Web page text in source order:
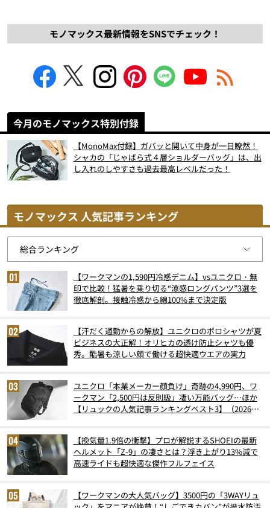
モノマックス最新情報をSNSでチェック！
今月のモノマックス特別付録
【MonoMax付録】ガバッと開いて中身が一目瞭然！
シャカの「じゃばら式４層ショルダーバッグ」は、出
し入れのしやすさも過去最高レベルだった！
モノマックス 人気記事ランキング
【ワークマンの1,590円冷感デニム】vsユニクロ・無
印で比較！猛暑を乗り切る“涼感ロングパンツ”3選を
徹底解剖。接触冷感から綿100%まで決定版
【汗だく通勤からの解放】ユニクロのポロシャツが夏
ビジネスの大正解！オリヒカの透け防止シャツも優
秀。酷暑も涼しい顔で働ける超快適ウエアの実力
ユニクロ「本業メーカー顔負け」奇跡の4,990円、ワ
ークマン「2,500円は反則級」凄い万能バッグ…ほか
【リュックの人気記事ランキングベスト3】（2026年
【換気量1.9倍の衝撃】プロが解説するSHOEIの最新
ヘルメット「Z-9」の凄さとは？浮き上がり13%減で
高速ライドも超快適な傑作フルフェイス
【ワークマンの大人気バッグ】3500円の「3WAYリュ